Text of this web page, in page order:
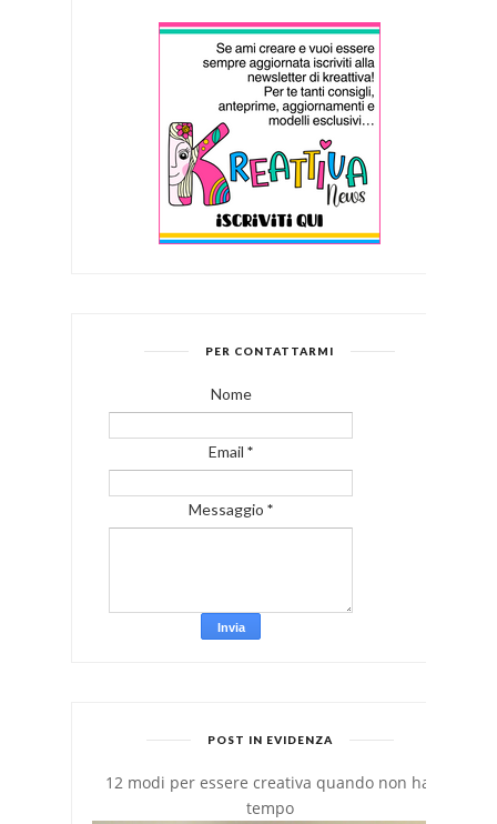
PER CONTATTARMI
Nome
Email *
Messaggio *
POST IN EVIDENZA
12 modi per essere creativa quando non hai
tempo